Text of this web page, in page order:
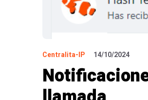
Centralita-IP 14/10/2024